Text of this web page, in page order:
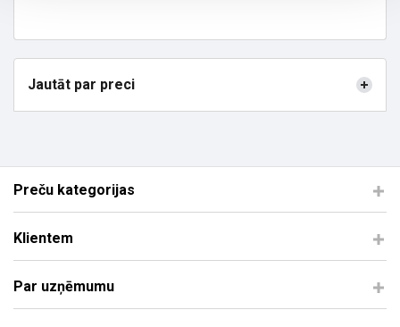
Jautāt par preci
Preču kategorijas
Klientem
Par uzņēmumu